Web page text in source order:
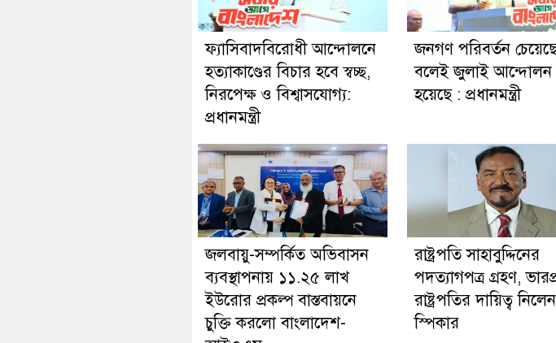
ফ্যাসিবাদবিরোধী আন্দোলনে
হত্যাকাণ্ডের বিচার হবে স্বচ্ছ,
নিরপেক্ষ ও বিশ্বাসযোগ্য:
প্রধানমন্ত্রী
জনগণ পরিবর্তন
বলেই জুলাই
হয়েছে : প্রধানমন্ত্রী
জলবায়ু-সম্পর্কিত অভিবাসন
ব্যবস্থাপনায় ১১.২৫ লাখ
ইউরোর প্রকল্প বাস্তবায়নে
চুক্তি করলো বাংলাদেশ-
রাষ্ট্রপতি সাহাবুদ্দিনের
পদত্যাগপত্র গ্রহণ,
রাষ্ট্রপতির দায়িত্ব নিলেন
স্পিকার